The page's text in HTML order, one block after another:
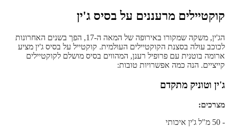
קוקטיילים מרעננים על בסיס ג'ין
הג'ין, משקה שמקורו באירופה של המאה ה-17, הפך בשנים האחרונות
לכוכב עולה בסצנת הקוקטיילים העולמית. קוקטייל על בסיס ג'ין מציע
ארומה בוטנית עם פרופיל רענן, המהווים בסיס מושלם לקוקטיילים
קייציים. הנה כמה אפשרויות טובות:
ג'ין וטוניק מתקדם
מצרכים:
- 50 מ"ל ג'ין איכותי